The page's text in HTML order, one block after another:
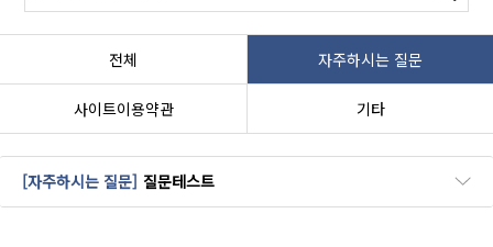
전체 자주하시는 질문
사이트이용약관 기타
[자주하시는 질문] 질문테스트